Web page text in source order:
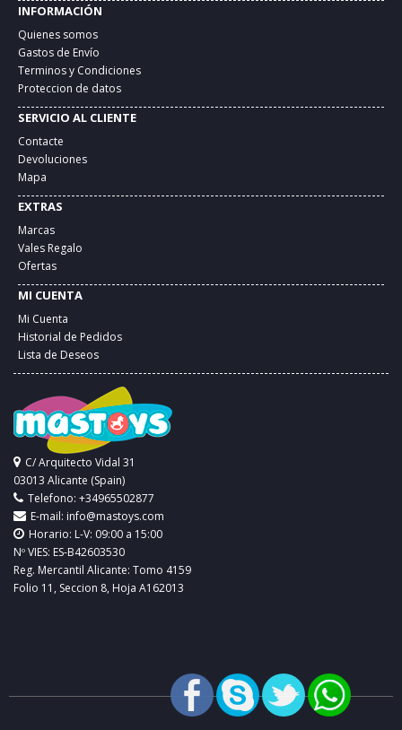
INFORMACIÓN
Quienes somos
Gastos de Envío
Terminos y Condiciones
Proteccion de datos
SERVICIO AL CLIENTE
Contacte
Devoluciones
Mapa
EXTRAS
Marcas
Vales Regalo
Ofertas
MI CUENTA
Mi Cuenta
Historial de Pedidos
Lista de Deseos
C/ Arquitecto Vidal 31
03013 Alicante (Spain)
Telefono: +34965502877
E-mail: info@mastoys.com
Horario: L-V: 09:00 a 15:00
Nº VIES: ES-B42603530
Reg. Mercantil Alicante: Tomo 4159
Folio 11, Seccion 8, Hoja A162013